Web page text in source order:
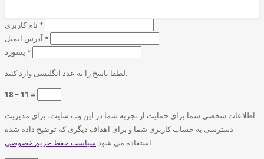
*
*
*
لطفا پاسخ را به عدد انگلیسی وارد کنید:
18 − 11 =
اطلاعات شخصی شما برای حمایت از تجربه شما در این وب سایت، برای مدیریت
دسترسی به حساب کاربری شما و برای اهداف دیگری که توضیح داده شده
استفاده می شود سیاست حفظ حریم خصوصی .